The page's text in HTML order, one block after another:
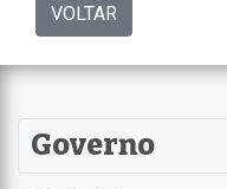
VOLTAR
Governo